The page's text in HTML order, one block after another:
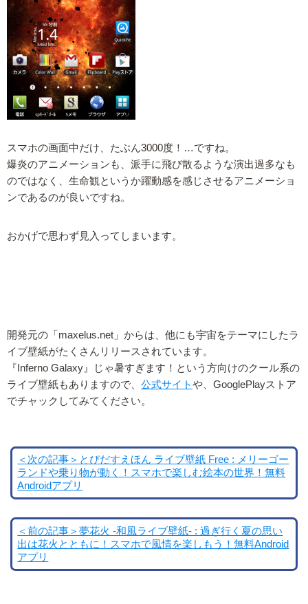
スマホの画面中だけ、たぶん3000度！…ですね。
爆炎のアニメーションも、派手に飛び散るような演出過多なも
のではなく、生命観というか躍動感を感じさせるアニメーショ
ンであるのが良いですね。
おかげで思わず見入ってしまいます。
開発元の「maxelus.net」からは、他にも宇宙をテーマにしたラ
イブ壁紙がたくさんリリースされています。
『Inferno Galaxy』じゃ暑すぎます！という方向けのクール系の
ライブ壁紙もありますので、 公式サイトや、GooglePlayストア
でチャックしてみてください。
＜次の記事＞とびだすえほん ライブ壁紙 Free : メリーゴー
ランドや乗り物が動く！スマホで楽しむ絵本の世界！無料
Androidアプリ
＜前の記事＞夢花火 -和風ライブ壁紙- : 過ぎ行く夏の思い
出は花火とともに！スマホで風情を楽しもう！無料Android
アプリ